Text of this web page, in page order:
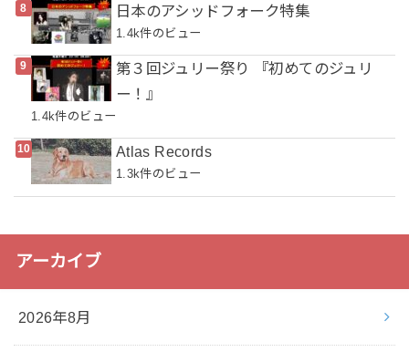
日本のアシッドフォーク特集
1.4k件のビュー
第３回ジュリー祭り 『初めてのジュリ
ー！』
1.4k件のビュー
Atlas Records
1.3k件のビュー
アーカイブ
2026年8月